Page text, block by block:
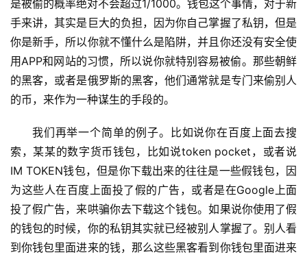
是被偷的概率绝对不会超过1/1000。钱包这个事情，对于新
手来讲，其实是巨大的负担，因为你自己掌握了私钥，但是
你是新手，所以你就不懂什么是陷阱，并且你还没有安全使
用APP和网站的习惯，所以说你就特别容易被偷。那些朝鲜
的黑客，或者是俄罗斯的黑客，他们通常就是专门来偷别人
的币，来作为一种谋生的手段的。
我们再举一个简单的例子。比如说你在百度上面去搜
索，某某的数字货币钱包，比如说token pocket，或者说
IM TOKEN钱包，但是你下载出来的往往是一些假钱包，因
为这些人在百度上面投了假的广告，或者是在Google上面
投了假广告，来哄骗你去下载这个钱包。如果说你使用了假
的钱包的时候，你的私钥其实就已经被别人掌握了。别人看
到你钱包里面进来的钱，那么这些黑客看到你钱包里面进来